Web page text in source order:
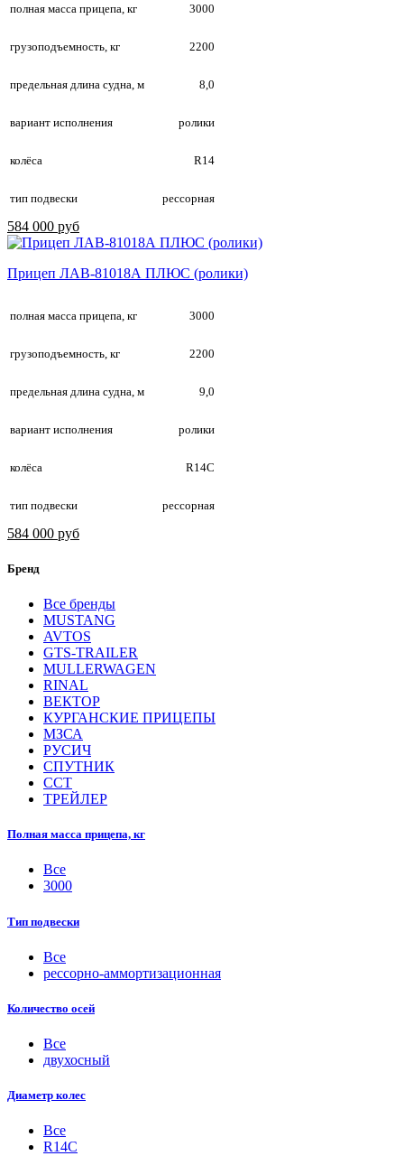
полная масса прицепа, кг 3000
грузоподъемность, кг 2200
предельная длина судна, м 8,0
вариант исполнения ролики
колёса R14
тип подвески рессорная
584 000 руб
Прицеп ЛАВ-81018А ПЛЮС (ролики)
полная масса прицепа, кг 3000
грузоподъемность, кг 2200
предельная длина судна, м 9,0
вариант исполнения ролики
колёса R14С
тип подвески рессорная
584 000 руб
Бренд
Все бренды
MUSTANG
AVTOS
GTS-TRAILER
MULLERWAGEN
RINAL
ВЕКТОР
КУРГАНСКИЕ ПРИЦЕПЫ
МЗСА
РУСИЧ
СПУТНИК
ССТ
ТРЕЙЛЕР
Полная масса прицепа, кг
Все
3000
Тип подвески
Все
рессорно-аммортизационная
Количество осей
Все
двухосный
Диаметр колес
Все
R14С